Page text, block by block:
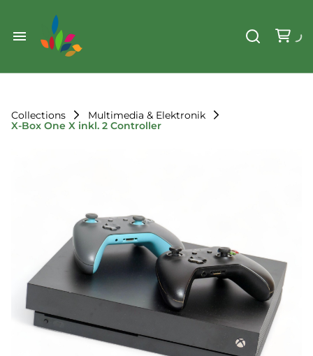
Start
Sortiment
Weihnachten
Werkzeug & Renovierung
Der Verein
Standorte
FAQ
Collections
Multimedia & Elektronik
X-Box One X inkl. 2 Controller